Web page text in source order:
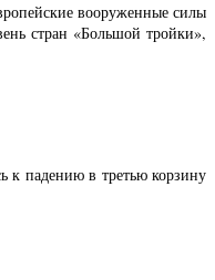
вооруженные силы
стран «Большой тройки»,
к падению в третью корзину